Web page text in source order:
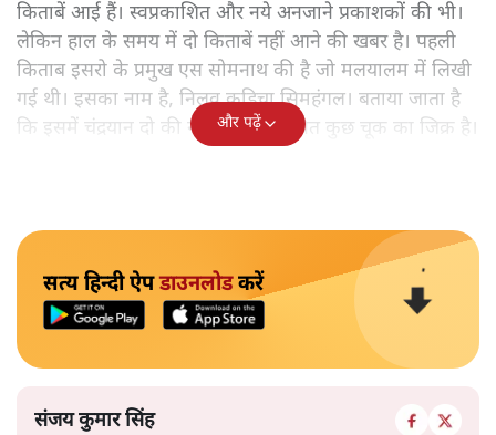
किताबें आई हैं। स्वप्रकाशित और नये अनजाने प्रकाशकों की भी।
लेकिन हाल के समय में दो किताबें नहीं आने की खबर है। पहली
किताब इसरो के प्रमुख एस सोमनाथ की है जो मलयालम में लिखी
गई थी। इसका नाम है, निलवु कुडिचा सिमहंगल। बताया जाता है
कि इसमें चंद्रयान दो की नाकामी से संबंधित कुछ चूक का जिक्र है।
और पढ़ें
सत्य हिन्दी ऐपडाउनलोडकरें
संजय कुमार सिंह